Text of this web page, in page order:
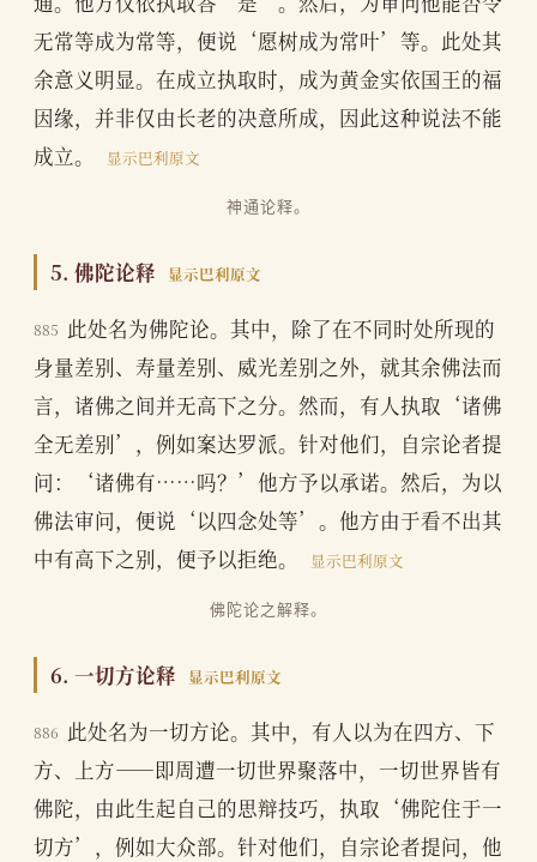
无常等成为常等，便说‘愿树成为常叶’等。此处其
余意义明显。在成立执取时，成为黄金实依国王的福
因缘，并非仅由长老的决意所成，因此这种说法不能
成立。
显示巴利原文
神通论释。
5. 佛陀论释 显示巴利原文
885 此处名为佛陀论。其中，除了在不同时处所现的
身量差别、寿量差别、威光差别之外，就其余佛法而
言，诸佛之间并无高下之分。然而，有人执取‘诸佛
全无差别’，例如案达罗派。针对他们，自宗论者提
问：‘诸佛有……吗？’他方予以承诺。然后，为以
佛法审问，便说‘以四念处等’。他方由于看不出其
中有高下之别，便予以拒绝。
显示巴利原文
佛陀论之解释。
6. 一切方论释 显示巴利原文
886 此处名为一切方论。其中，有人以为在四方、下
方、上方——即周遭一切世界聚落中，一切世界皆有
佛陀，由此生起自己的思辩技巧，执取‘佛陀住于一
切方’，例如大众部。针对他们，自宗论者提问，他